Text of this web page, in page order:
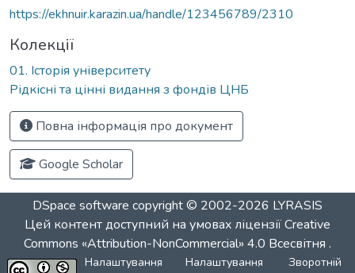
https://ekhnuir.karazin.ua/handle/123456789/2310
Колекції
01. Історія університету
Рідкісні та цінні видання з фондів ЦНБ
Повна інформація про документ
Google Scholar
DSpace software copyright © 2002-2026 LYRASIS
Цей контент доступний на умовах ліцензіїCreative
Commons «Attribution-NonCommercial» 4.0 Всесвітня .
Налаштування
Налаштування
Зворотній